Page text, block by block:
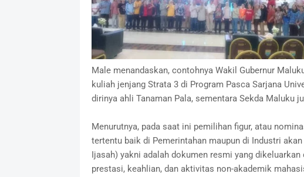
Male menandaskan, contohnya Wakil Gubernur
kuliah jenjang Strata 3 di Program Pasca Sarjana
dirinya ahli Tanaman Pala, sementara Sekda Maluku
Menurutnya, pada saat ini pemilihan figur, atau
tertentu baik di Pemerintahan maupun di Industri
Ijasah) yakni adalah dokumen resmi yang
prestasi, keahlian, dan aktivitas non-akademik